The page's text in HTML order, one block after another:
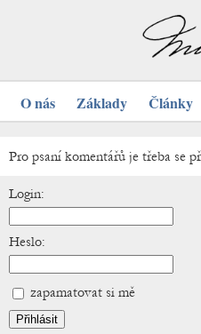
O nás Základy Články
Pro psaní komentářů je třeba se
Login:
Heslo:
zapamatovat si mě